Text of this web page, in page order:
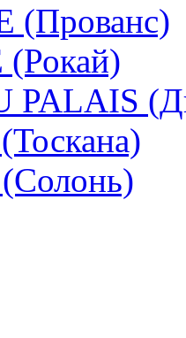
(Прованс)
PALAIS